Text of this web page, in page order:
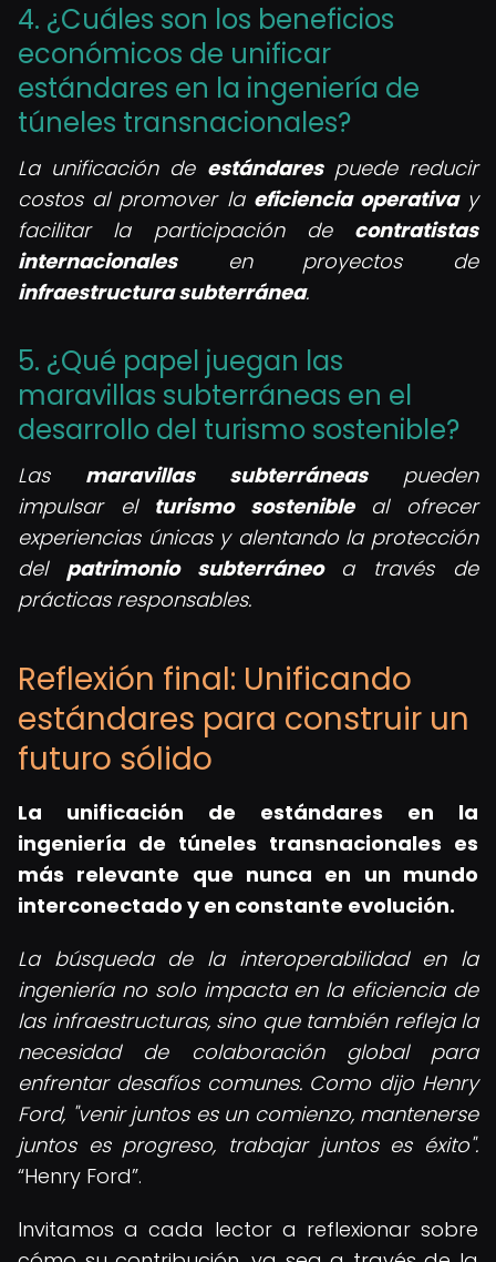
4. ¿Cuáles son los beneficios
económicos de unificar
estándares en la ingeniería de
túneles transnacionales?
La unificación de estándarespuede reducir
costos al promover la eficiencia operativay
facilitar la participación de contratistas
internacionalesen proyectos de
infraestructura subterránea.
5. ¿Qué papel juegan las
maravillas subterráneas en el
desarrollo del turismo sostenible?
Las maravillas subterráneaspueden
impulsar el turismo sostenibleal ofrecer
experiencias únicas y alentando la protección
del patrimonio subterráneoa través de
prácticas responsables.
Reflexión final: Unificando
estándares para construir un
futuro sólido
La unificación de estándares en la
ingeniería de túneles transnacionales es
más relevante que nunca en un mundo
interconectado y en constante evolución.
La búsqueda de la interoperabilidad en la
ingeniería no solo impacta en la eficiencia de
las infraestructuras, sino que también refleja la
necesidad de colaboración global para
enfrentar desafíos comunes. Como dijo Henry
Ford, "venir juntos es un comienzo, mantenerse
juntos es progreso, trabajar juntos es éxito".
Henry Ford .
Invitamos a cada lector a reflexionar sobre